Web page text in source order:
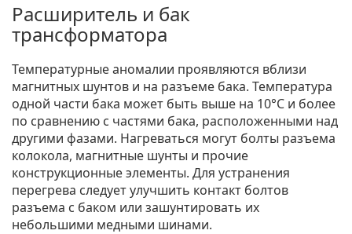
Расширитель и бак
трансформатора
Температурные аномалии проявляются вблизи
магнитных шунтов и на разъеме бака. Температура
одной части бака может быть выше на 10°С и более
по сравнению с частями бака, расположенными над
другими фазами. Нагреваться могут болты разъема
колокола, магнитные шунты и прочие
конструкционные элементы. Для устранения
перегрева следует улучшить контакт болтов
разъема с баком или зашунтировать их
небольшими медными шинами.